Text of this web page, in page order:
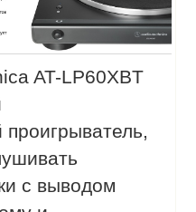
AT-LP60XBT
с выводом